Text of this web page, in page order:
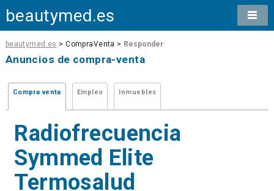
beautymed.es
beautymed.es > CompraVenta > Responder
Anuncios de compra-venta
Compra venta Empleo Inmuebles
Radiofrecuencia
Symmed Elite
Termosalud